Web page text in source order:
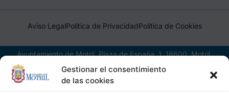
Gestionar el consentimiento
de las cookies
Aviso LegalPolítica de PrivacidadPolítica de Cookies
Ayuntamiento de Motril, Plaza de España, 1, 18600, Motril,
(Granada), CIF: P1814200J, DIR3: L01181400